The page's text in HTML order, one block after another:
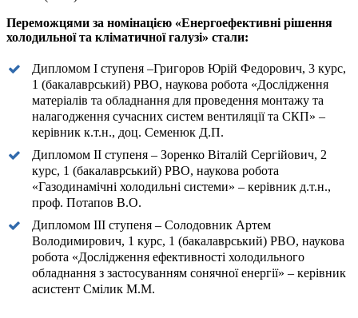
Переможцями за номінацією «Енергоефективні рішення
холодильної та кліматичної галузі» стали:
Дипломом І ступеня –Григоров Юрій Федорович, 3 курс,
1 (бакалаврський) РВО, наукова робота «Дослідження
матеріалів та обладнання для проведення монтажу та
налагодження сучасних систем вентиляції та СКП» –
керівник к.т.н., доц. Семенюк Д.П.
Дипломом ІІ ступеня – Зоренко Віталій Сергійович, 2
курс, 1 (бакалаврський) РВО, наукова робота
«Газодинамічні холодильні системи» – керівник д.т.н.,
проф. Потапов В.О.
Дипломом ІІІ ступеня – Солодовник Артем
Володимирович, 1 курс, 1 (бакалаврський) РВО, наукова
робота «Дослідження ефективності холодильного
обладнання з застосуванням сонячної енергії» – керівник
асистент Смілик М.М.